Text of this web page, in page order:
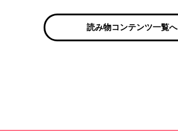
読み物コンテンツ一覧へ